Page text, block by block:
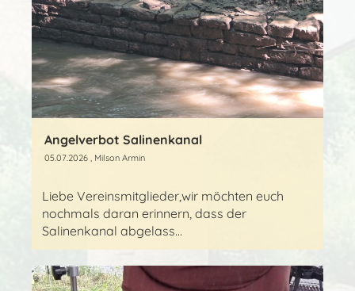
Angelverbot Salinenkanal
05.07.2026 , Milson Armin
Liebe Vereinsmitglieder,wir möchten euch
nochmals daran erinnern, dass der
Salinenkanal abgelass...